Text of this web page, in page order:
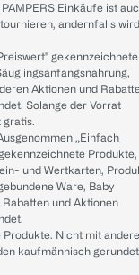
Einkäufe ist
andernfalls wird
gekennzeichnete
Aktionen und
Solange der Vorrat
gratis.
„Einfach
Produkte,
und Wertkarten,
Ware, Baby
und Aktionen
Produkte. Nicht mit
kaufmännisch